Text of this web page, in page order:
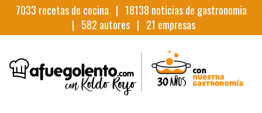
7033 recetas de cocina | 18138 noticias de gastronomia
| 582 autores | 21 empresas